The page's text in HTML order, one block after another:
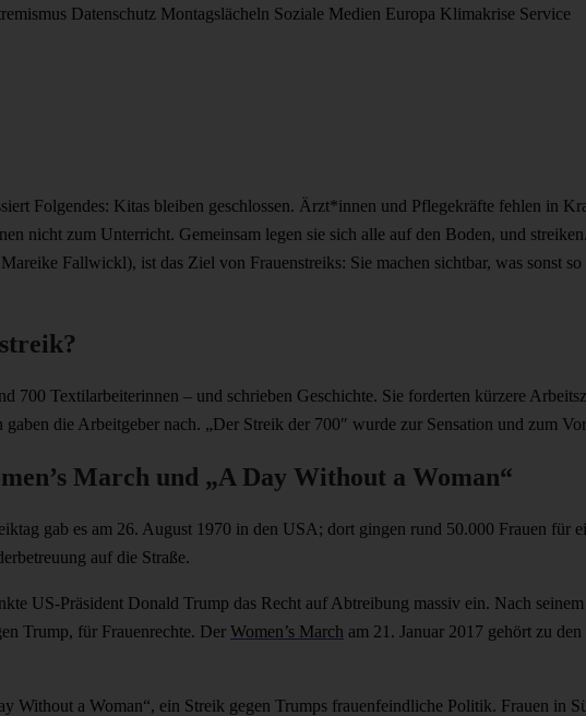
Datenschutz Montagslächeln Soziale Medien Europa Klimakrise Service
Folgendes: Kitas bleiben geschlossen. Ärzt*innen und Pflegekräfte fehlen in
nicht zum Unterricht. Gemeinsam legen sie sich alle auf den Boden, und
Fallwickl), ist das Ziel von Frauenstreiks: Sie machen sichtbar, was sonst
700 Textilarbeiterinnen – und schrieben Geschichte. Sie forderten kürzere
die Arbeitgeber nach. „Der Streik der 700″ wurde zur Sensation und zum
March und „A Day Without a Woman“
gab es am 26. August 1970 in den USA; dort gingen rund 50.000 Frauen für
auf die Straße.
US-Präsident Donald Trump das Recht auf Abtreibung massiv ein. Nach
Trump, für Frauenrechte. Der Women’s March am 21. Januar 2017 gehört zu
Without a Woman“, ein Streik gegen Trumps frauenfeindliche Politik. Frauen in